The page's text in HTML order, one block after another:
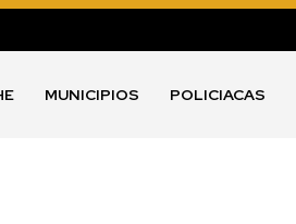
MUNICIPIOS POLICIACAS